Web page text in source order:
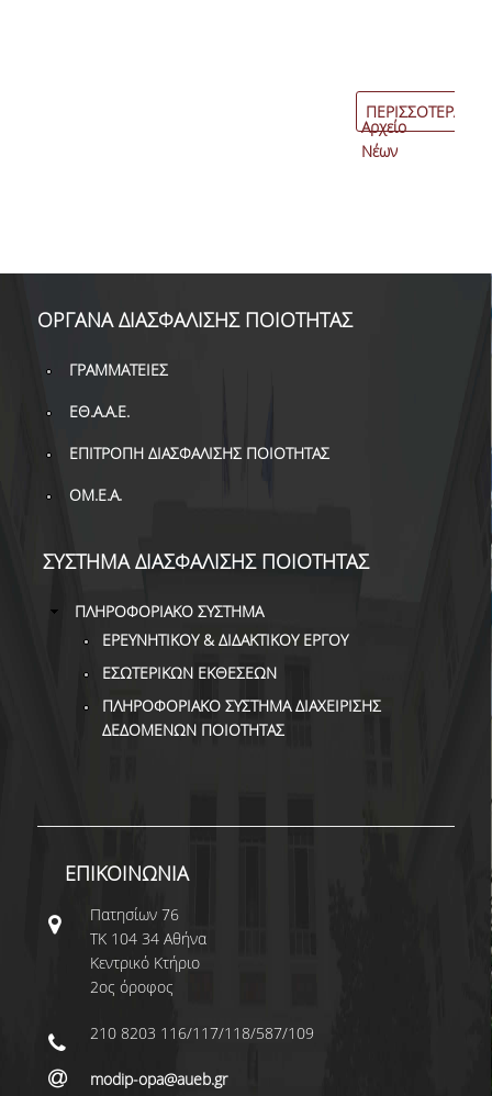
ΠΕΡΙΣΣΟΤΕΡΑ
Αρχείο
Νέων
ΟΡΓΑΝΑ ΔΙΑΣΦΑΛΙΣΗΣ ΠΟΙΟΤΗΤΑΣ
ΓΡΑΜΜΑΤΕΙΕΣ
ΕΘ.Α.Α.Ε.
ΕΠΙΤΡΟΠΗ ΔΙΑΣΦΑΛΙΣΗΣ ΠΟΙΟΤΗΤΑΣ
ΟΜ.Ε.Α.
ΣΥΣΤΗΜΑ ΔΙΑΣΦΑΛΙΣΗΣ ΠΟΙΟΤΗΤΑΣ
ΠΛΗΡΟΦΟΡΙΑΚΟ ΣΥΣΤΗΜΑ
ΕΡΕΥΝΗΤΙΚΟΥ & ΔΙΔΑΚΤΙΚΟΥ ΕΡΓΟΥ
ΕΣΩΤΕΡΙΚΩΝ ΕΚΘΕΣΕΩΝ
ΠΛΗΡΟΦΟΡΙΑΚΟ ΣΥΣΤΗΜΑ ΔΙΑΧΕΙΡΙΣΗΣ
ΔΕΔΟΜΕΝΩΝ ΠΟΙΟΤΗΤΑΣ
ΕΠΙΚΟΙΝΩΝΙΑ
Πατησίων 76
ΤΚ 104 34 Αθήνα
Κεντρικό Κτήριο
2ος όροφος
210 8203 116/117/118/587/109
modip-opa@aueb.gr